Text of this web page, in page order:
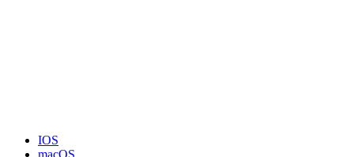
IOS
macOS